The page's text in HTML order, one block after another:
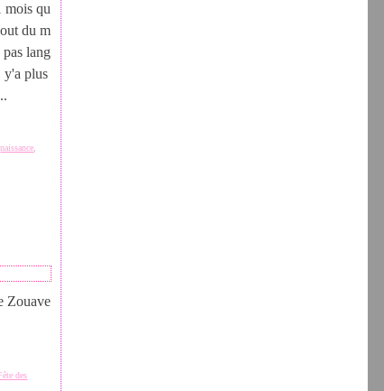
mois qu
du m
lang
y'a plus
naissance
Zouave
des